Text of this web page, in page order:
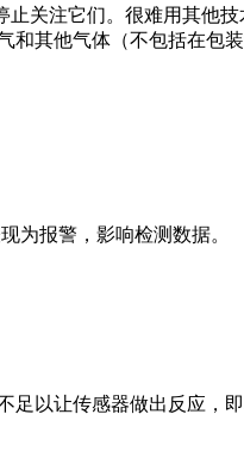
注它们。很难用其他
其他气体（不包括在
报警，影响检测数据。
以让传感器做出反应，即